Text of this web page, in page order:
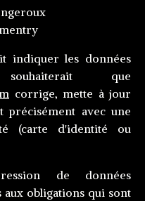
indiquer les données
que
corrige, mette à jour
précisément avec une
(carte d'identité ou
de données
aux obligations qui sont